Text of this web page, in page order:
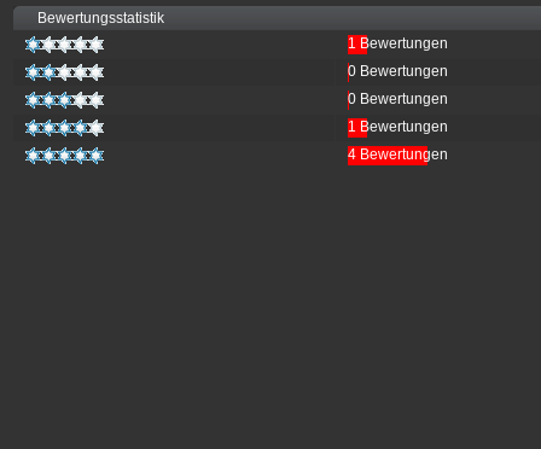
Bewertungsstatistik
1 Bewertungen
0 Bewertungen
0 Bewertungen
1 Bewertungen
4 Bewertungen